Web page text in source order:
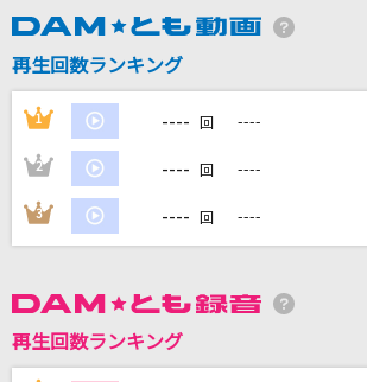
[生音]夢の途中(セーラー服と機関銃)
来生たかお
DAMの新曲・ランキングなど
DAMに会員登録・ログインして
再生回数ランキング
1 ---- 回 ----
2 ---- 回 ----
3 ---- 回 ----
再生回数ランキング